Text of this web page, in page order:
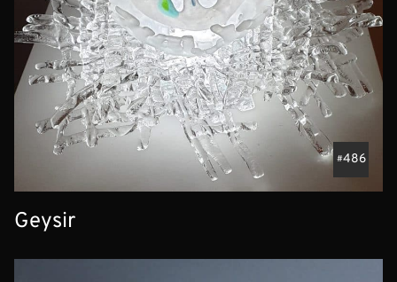
486
Geysir